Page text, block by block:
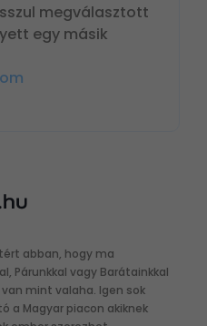
megválasztott
egy másik
abban, hogy ma
Párunkkal vagy Barátainkkal
mint valaha. Igen sok
a Magyar piacon akiknek